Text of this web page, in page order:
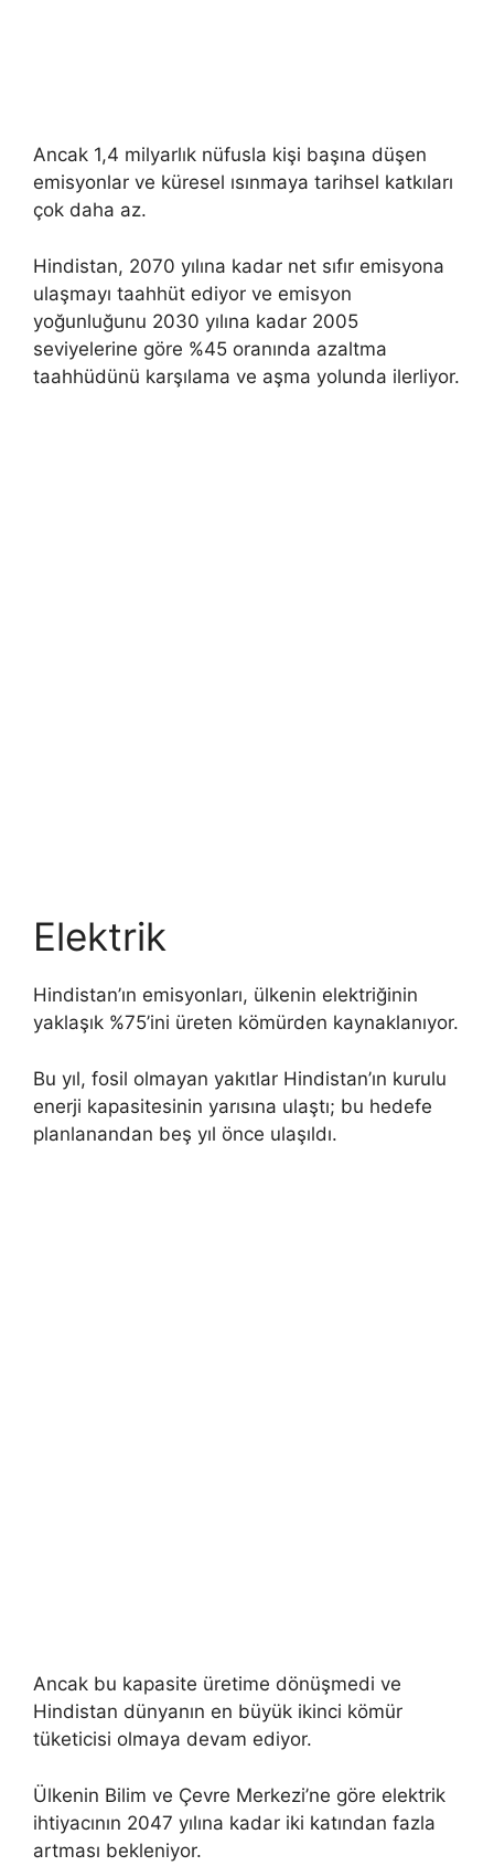
Ancak 1,4 milyarlık nüfusla kişi başına düşen
emisyonlar ve küresel ısınmaya tarihsel katkıları
çok daha az.
Hindistan, 2070 yılına kadar net sıfır emisyona
ulaşmayı taahhüt ediyor ve emisyon
yoğunluğunu 2030 yılına kadar 2005
seviyelerine göre %45 oranında azaltma
taahhüdünü karşılama ve aşma yolunda ilerliyor.
Elektrik
Hindistan’ın emisyonları, ülkenin elektriğinin
yaklaşık %75’ini üreten kömürden kaynaklanıyor.
Bu yıl, fosil olmayan yakıtlar Hindistan’ın kurulu
enerji kapasitesinin yarısına ulaştı; bu hedefe
planlanandan beş yıl önce ulaşıldı.
Ancak bu kapasite üretime dönüşmedi ve
Hindistan dünyanın en büyük ikinci kömür
tüketicisi olmaya devam ediyor.
Ülkenin Bilim ve Çevre Merkezi’ne göre elektrik
ihtiyacının 2047 yılına kadar iki katından fazla
artması bekleniyor.